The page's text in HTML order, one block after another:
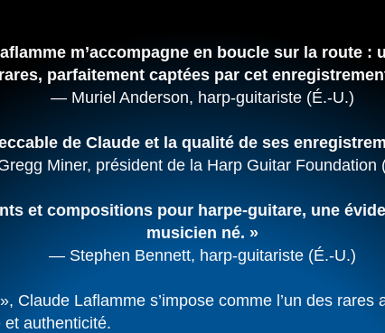
m’accompagne en boucle sur la route
parfaitement captées par cet
— Muriel Anderson, harp-guitariste (É.-U.)
de Claude et la qualité de ses
Miner, président de la Harp Guitar Foundation
et compositions pour harpe-guitare, une
musicien né. »
— Stephen Bennett, harp-guitariste (É.-U.)
Claude Laflamme s’impose comme l’un des
authenticité.